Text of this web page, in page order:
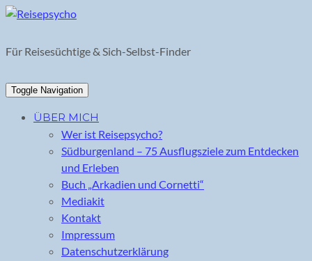
Skip
content
Für Reisesüchtige & Sich-Selbst-Finder
Toggle Navigation
ÜBER MICH
Wer ist Reisepsycho?
Südburgenland – 75 Ausflugsziele zum Entdecken
und Erleben
Buch „Arkadien und Cornetti“
Mediakit
Kontakt
Impressum
Datenschutzerklärung